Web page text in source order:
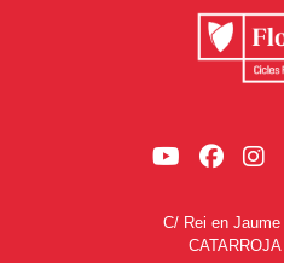
C/ Rei en